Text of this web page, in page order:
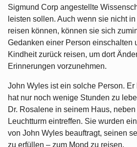
Sigmund Corp angestellte
leisten sollen. Auch wenn sie nicht
reisen können, können sie sich
Gedanken einer Person einschalten
Kindheit zurück reisen, um dort
Erinnerungen vorzunehmen.
John Wyles ist ein solche Person. Er
hat nur noch wenige Stunden zu
Dr. Rosalene in seinem Haus,
Leuchtturm eintreffen. Sie wurden
von John Wyles beauftragt, seinen
zu erfüllen – zum Mond zu reisen.